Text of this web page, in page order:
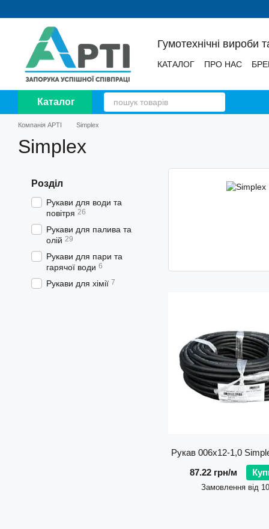
Гумотехнічні вироби
КАТАЛОГ ПРО НАС
Каталог
Компанія АРТІ Simplex
Simplex
Рукав 006х12-1,0
87.22 грн/м
Замовлення від
Розділ
Рукави для води та
повітря 26
Рукави для палива та
олій 29
Рукави для пари та
гарячої води 6
Рукави для хімії 7